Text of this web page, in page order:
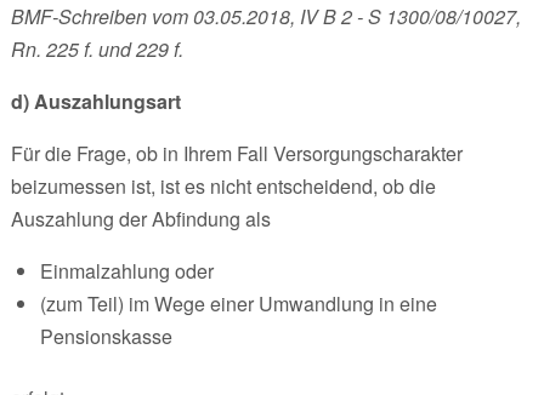
BMF-Schreiben vom 03.05.2018, IV B 2 - S 1300/08/10027,
Rn. 225 f. und 229 f.
d) Auszahlungsart
Für die Frage, ob in Ihrem Fall Versorgungscharakter
beizumessen ist, ist es nicht entscheidend, ob die
Auszahlung der Abfindung als
Einmalzahlung oder
(zum Teil) im Wege einer Umwandlung in eine
Pensionskasse